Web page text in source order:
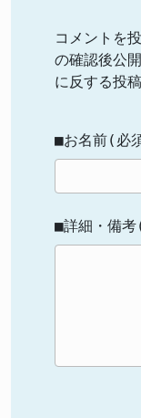
コメントを
の確認後公
に反する投
■お名前(必
■詳細・備